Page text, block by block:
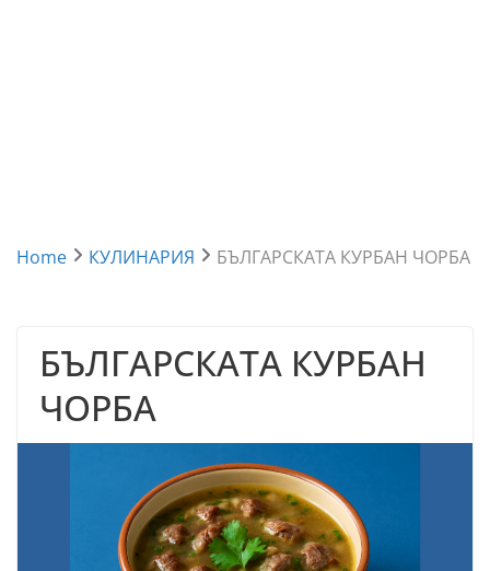
Home КУЛИНАРИЯ БЪЛГАРСКАТА КУРБАН ЧОРБА
БЪЛГАРСКАТА КУРБАН
ЧОРБА